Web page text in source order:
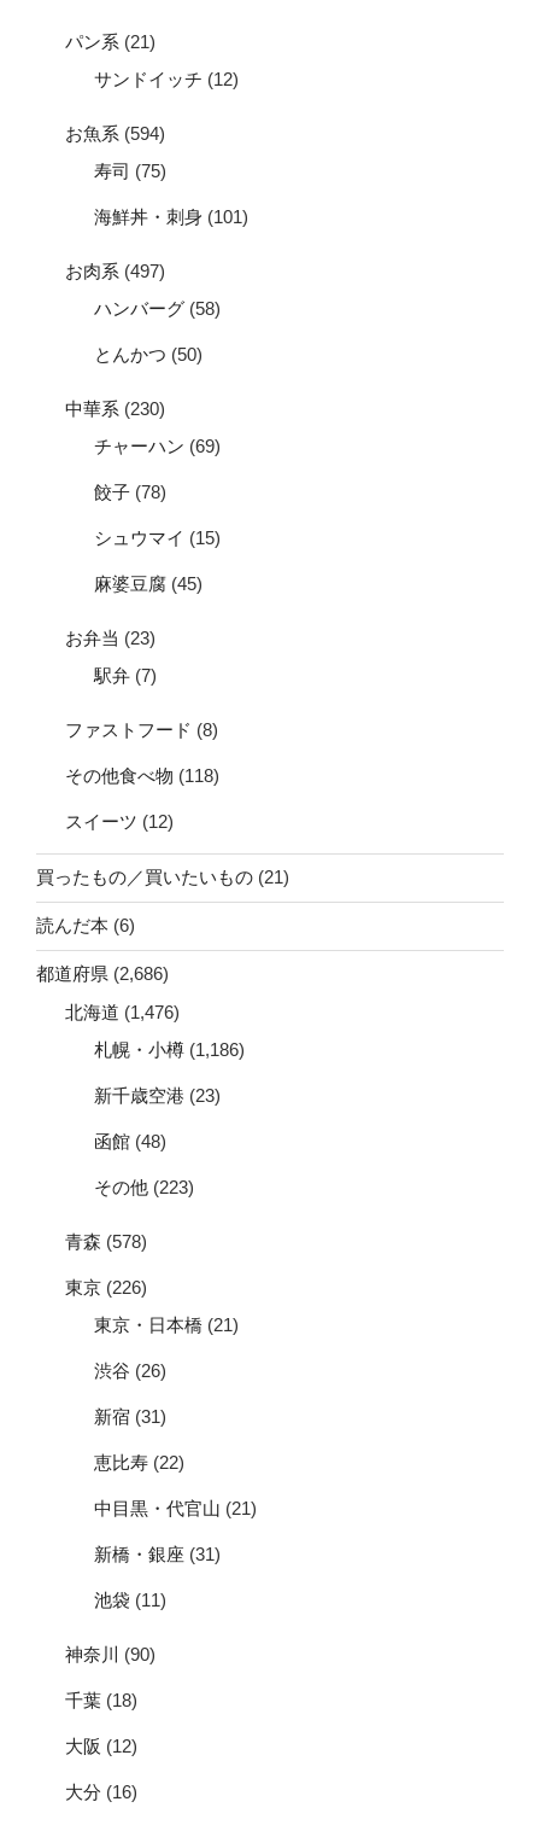
パン系 (21)
サンドイッチ (12)
お魚系 (594)
寿司 (75)
海鮮丼・刺身 (101)
お肉系 (497)
ハンバーグ (58)
とんかつ (50)
中華系 (230)
チャーハン (69)
餃子 (78)
シュウマイ (15)
麻婆豆腐 (45)
お弁当 (23)
駅弁 (7)
ファストフード (8)
その他食べ物 (118)
スイーツ (12)
買ったもの／買いたいもの (21)
読んだ本 (6)
都道府県 (2,686)
北海道 (1,476)
札幌・小樽 (1,186)
新千歳空港 (23)
函館 (48)
その他 (223)
青森 (578)
東京 (226)
東京・日本橋 (21)
渋谷 (26)
新宿 (31)
恵比寿 (22)
中目黒・代官山 (21)
新橋・銀座 (31)
池袋 (11)
神奈川 (90)
千葉 (18)
大阪 (12)
大分 (16)